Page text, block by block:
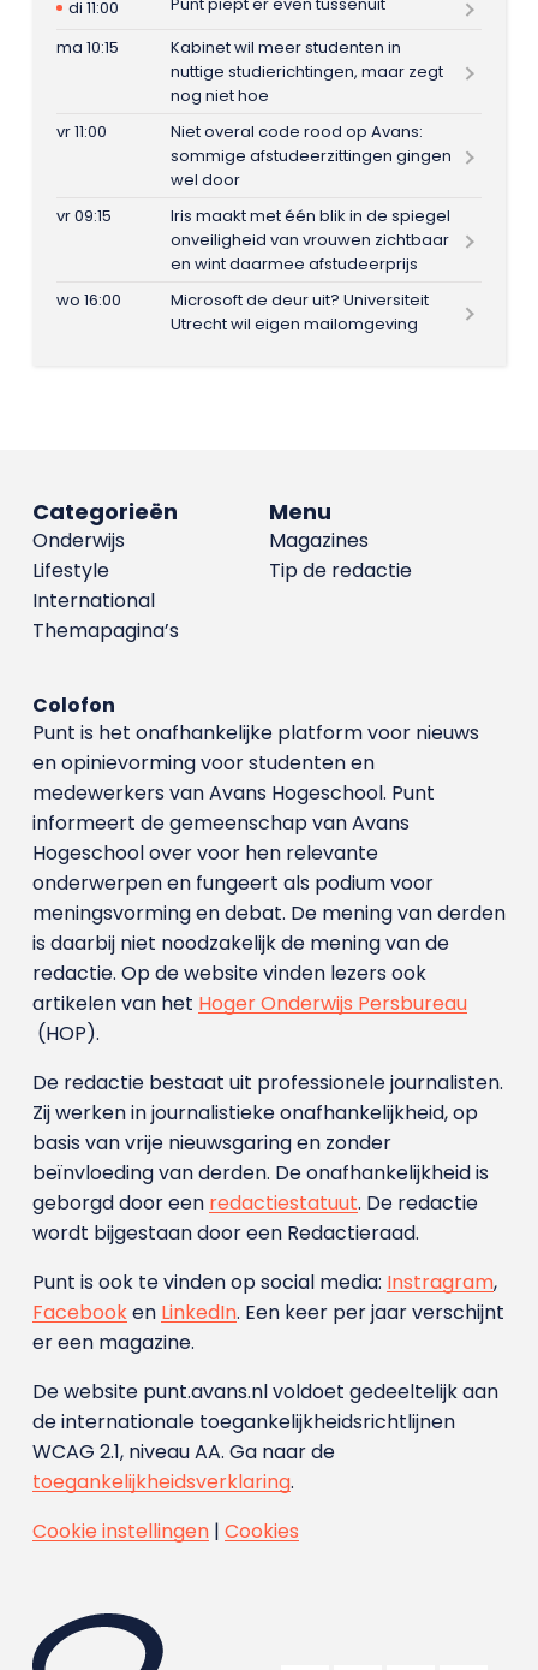
di 11:00
ma 10:15
Kabinet wil meer studenten in
nuttige studierichtingen, maar zegt
nog niet hoe
vr 11:00
Niet overal code rood op Avans:
sommige afstudeerzittingen gingen
wel door
vr 09:15
Iris maakt met één blik in de spiegel
onveiligheid van vrouwen zichtbaar
en wint daarmee afstudeerprijs
wo 16:00
Microsoft de deur uit? Universiteit
Utrecht wil eigen mailomgeving
Menu
Magazines
Tip de redactie
Categorieën
Onderwijs
Lifestyle
International
Themapagina’s
Colofon
Punt is het onafhankelijke platform voor nieuws
en opinievorming voor studenten en
medewerkers van Avans Hoge­school. Punt
informeert de gemeenschap van Avans
Hogeschool over voor hen relevante
onderwerpen en fungeert als podium voor
meningsvorming en debat. De mening van derden
is daarbij niet noodzakelijk de mening van de
redactie. Op de website vinden lezers ook
artikelen van het Hoger Onderwijs Persbureau
(HOP).
De redactie bestaat uit professionele journalisten.
Zij werken in journalistieke onafhankelijkheid, op
basis van vrije nieuwsgaring en zonder
beïnvloeding van derden. De onafhankelijkheid is
geborgd door een redactiestatuut. De redactie
wordt bijgestaan door een Redactieraad.
Punt is ook te vinden op social media: Instragram,
Facebooken LinkedIn. Een keer per jaar verschijnt
er een magazine.
De website punt.avans.nl voldoet gedeeltelijk aan
de internationale toegankelijkheidsrichtlijnen
WCAG 2.1, niveau AA. Ga naar de
toegankelijkheidsverklaring.
Cookie instellingen| Cookies